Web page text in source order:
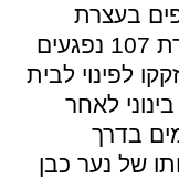
בעצרת
התפילה בירושלים. במהלך העצרת 107 נפגעים
לפינוי לבית
במצב בינוני לאחר
בדרך
של נער כבן